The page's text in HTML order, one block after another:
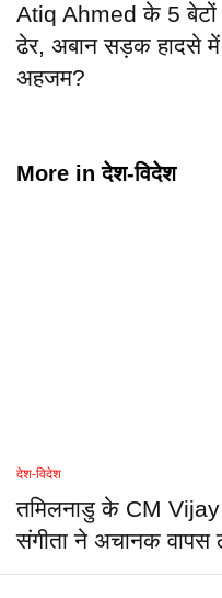
Atiq Ahmed के 5 बेटों
ढेर, अबान सड़क हादसे
अहजम?
More inदेश-विदेश
देश-विदेश
तमिलनाडु के CM Vijay
संगीता ने अचानक वापस